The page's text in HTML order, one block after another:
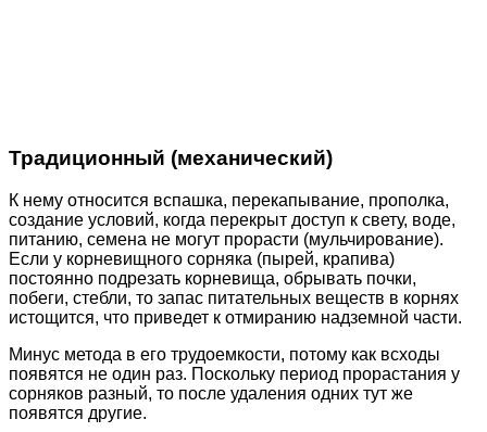
Традиционный (механический)
К нему относится вспашка, перекапывание, прополка,
создание условий, когда перекрыт доступ к свету, воде,
питанию, семена не могут прорасти (мульчирование).
Если у корневищного сорняка (пырей, крапива)
постоянно подрезать корневища, обрывать почки,
побеги, стебли, то запас питательных веществ в корнях
истощится, что приведет к отмиранию надземной части.
Минус метода в его трудоемкости, потому как всходы
появятся не один раз. Поскольку период прорастания у
сорняков разный, то после удаления одних тут же
появятся другие.